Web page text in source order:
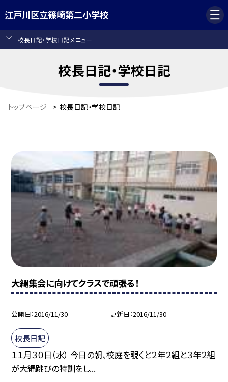
江戸川区立篠崎第二小学校
校長日記・学校日記メニュー
校長日記・学校日記
トップページ > 校長日記・学校日記
大縄集会に向けてクラスで頑張る！
公開日 2016/11/30 更新日 2016/11/30
校長日記
１１月３０日（水） 今日の朝、校庭を覗くと２年２組と３年２組
が大縄跳びの特訓をし...